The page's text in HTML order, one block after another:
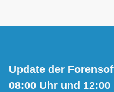
Update der
08:00 Uhr und 12:00